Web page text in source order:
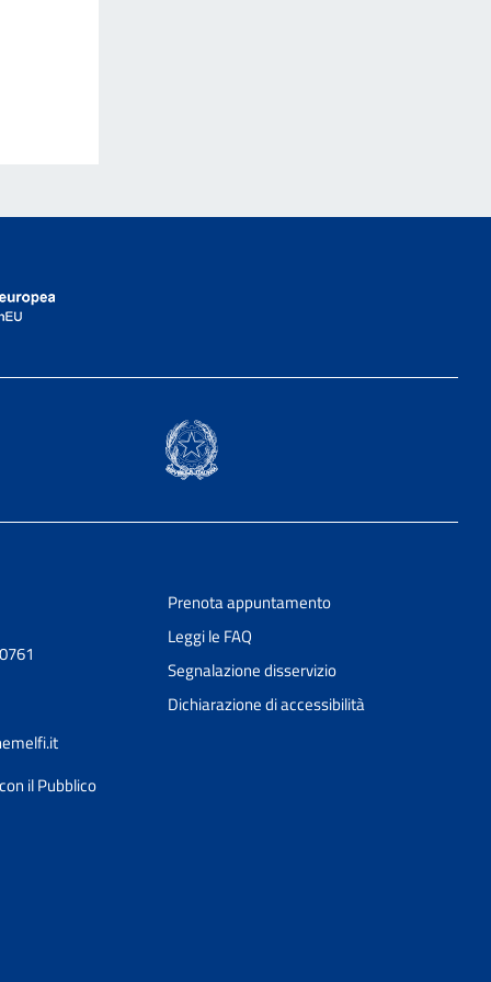
il Pubblico
Prenota appuntamento
Leggi le FAQ
Segnalazione disservizio
Dichiarazione di accessibilità